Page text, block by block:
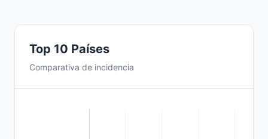
Top 10 Países
Comparativa de incidencia